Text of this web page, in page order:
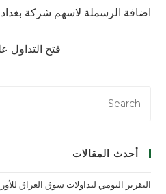
اضافة الرسملة لاسهم شركة بغداد
فتح التداول
أحدث المقالات
التقرير اليومي لتداولات سوق العراق للأوراق